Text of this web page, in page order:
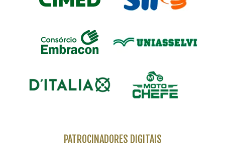
PATROCINADORES DIGITAIS